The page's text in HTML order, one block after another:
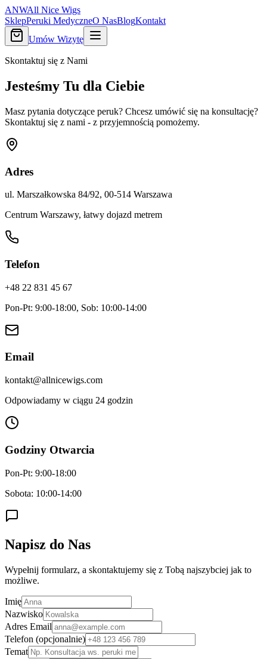
ANWAll Nice Wigs
SklepPeruki MedyczneO NasBlogKontakt
Umów Wizytę
Skontaktuj się z Nami
Jesteśmy Tu dla Ciebie
Masz pytania dotyczące peruk? Chcesz umówić się na konsultację?
Skontaktuj się z nami - z przyjemnością pomożemy.
Adres
ul. Marszałkowska 84/92, 00-514 Warszawa
Centrum Warszawy, łatwy dojazd metrem
Telefon
+48 22 831 45 67
Pon-Pt: 9:00-18:00, Sob: 10:00-14:00
Email
kontakt@allnicewigs.com
Odpowiadamy w ciągu 24 godzin
Godziny Otwarcia
Pon-Pt: 9:00-18:00
Sobota: 10:00-14:00
Napisz do Nas
Wypełnij formularz, a skontaktujemy się z Tobą najszybciej jak to
możliwe.
Imię
Nazwisko
Adres Email
Telefon (opcjonalnie)
Temat